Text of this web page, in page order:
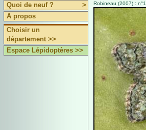
Quoi de neuf ?
>
A propos
Choisir un
département >>
Espace Lépidoptères >>
Robineau (2007) :